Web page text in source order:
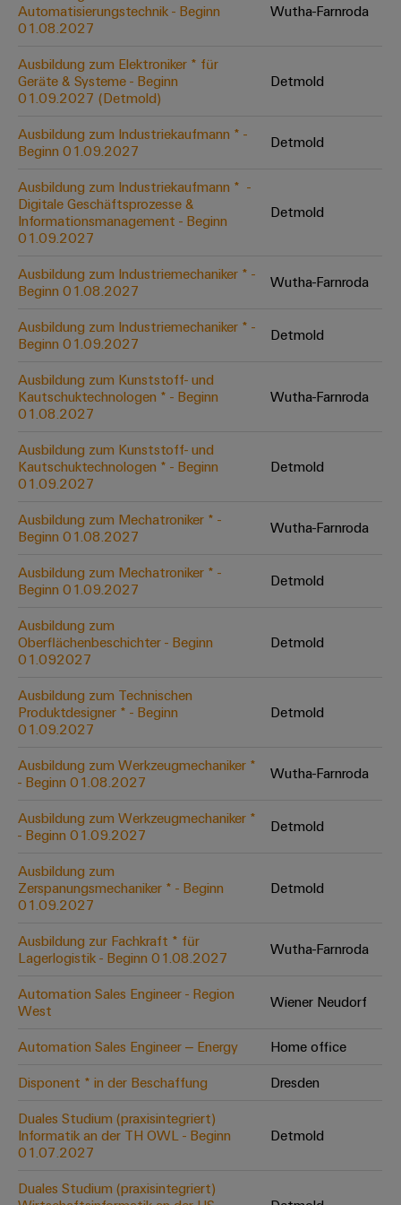
Verbindungslösungen
für
Konventionelle
Energieerzeugung
Zukunftssicherheit
für
bewährte
Maschinenbau
Lösungen
für
verschiedene
Segmente
der
und
Fabrikautomation
Öl
&
Sicherer
Betrieb
mit
Lösungen
für
Prozessindustrie
Mehr
Ressourceneffizienz
durch
Schaltschrankbau
Lösungen
die
Herausforderungen
Schaltschrankbau
Moderne
und
digitale
für
klimafreundliche
im
Schiffbau
Verbindungslösungen
die
maritime
Industrie
Wasseraufbereitung
Systeme
Lösungen
Dezentrale
Automatisierung
Lösungen
IIoT
&
Automation
Software
Industrial
Industrial
Automation
Industrial
IoT
Industrial
Security
Industrial
Service
Platform
easyConnect
Regler
Gerätehersteller
Leiterplattensteckverbinder
&
PCB
Services
Equipment
(OEM)
Elektronikgehäuse
Blitz-
und
Überspannungsschutz
PV
Feldbusverteiler
Automatisierung
&
Software
I/O-
Systeme
Industrial
Ethernet
Touch-
Panels
Engineering-
Visualisierungstools
Energiemessung
und
Smart
Metering
Weidmüller
AI
Access
&
Services
Industrial
Platform
easyConnect
Werkstatt
&
Technischer
Support
Umweltbezogene
Produktkonformität
Engineering
Daten
Technische
Produktkataloge
Reparatur
und
Ersatzteile
Trainings
Webinare
PSIRT
Digitale
Bestellmöglichkeiten
eShop
OCI-
EDI-
Schnittstelle
ALLE
SERVICES
Pressekontakt
Unsere
IIoT
and
Partner
Netzwerk
IIoT
Automation
Solution
finden
Solution
Partner
-
Systemintegratoren
Messen
&
Globale
Messen
&
Events
Offene
Ausbildungs-
und
Studienplätze
Aktuelle
Termine
Workshops
für
Schulklassen
Stellenbörse
Entwicklung
Karriere auf
neues
Distribution
Automatisierungstechnik - Beginn
01.08.2027
Wutha-Farnroda
Ausbildung zum Elektroniker * für
Geräte & Systeme - Beginn
01.09.2027 (Detmold)
Detmold
Ausbildung zum Industriekaufmann * -
Beginn 01.09.2027
Detmold
Ausbildung zum Industriekaufmann * ​ -
Digitale Geschäftsprozesse &
Informationsmanagement - Beginn
01.09.2027
Detmold
Ausbildung zum Industriemechaniker * -
Beginn 01.08.2027
Wutha-Farnroda
Ausbildung zum Industriemechaniker * -
Beginn 01.09.2027
Detmold
Ausbildung zum Kunststoff- und
Kautschuktechnologen * - Beginn
01.08.2027
Wutha-Farnroda
Ausbildung zum Kunststoff- und
Kautschuktechnologen * - Beginn
01.09.2027
Detmold
Ausbildung zum Mechatroniker * -
Beginn 01.08.2027
Wutha-Farnroda
Ausbildung zum Mechatroniker * -
Beginn 01.09.2027
Detmold
Ausbildung zum
Oberflächenbeschichter - Beginn
01.092027
Detmold
Ausbildung zum Technischen
Produktdesigner * - Beginn
01.09.2027
Detmold
Ausbildung zum Werkzeugmechaniker *
- Beginn 01.08.2027
Wutha-Farnroda
Ausbildung zum Werkzeugmechaniker *
- Beginn 01.09.2027
Detmold
Ausbildung zum
Zerspanungsmechaniker * - Beginn
01.09.2027
Detmold
Ausbildung zur Fachkraft * für
Lagerlogistik - Beginn 01.08.2027
Wutha-Farnroda
Automation Sales Engineer - Region
West
Wiener Neudorf
Automation Sales Engineer – Energy
Home office
Disponent * in der Beschaffung
Dresden
Duales Studium (praxisintegriert)
Informatik an der TH OWL - Beginn
01.07.2027
Detmold
Duales Studium (praxisintegriert)